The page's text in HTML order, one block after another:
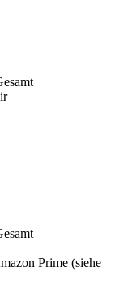
Prime (siehe